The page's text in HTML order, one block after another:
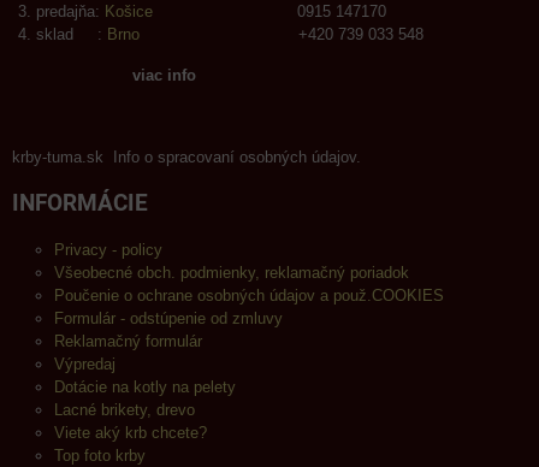
predajňa: Košice 0915 147170
sklad : Brno +420 739 033 548
viac info
krby-tuma.sk Info o spracovaní osobných údajov.
INFORMÁCIE
Privacy - policy
Všeobecné obch. podmienky, reklamačný poriadok
Poučenie o ochrane osobných údajov a použ.COOKIES
Formulár - odstúpenie od zmluvy
Reklamačný formulár
Výpredaj
Dotácie na kotly na pelety
Lacné brikety, drevo
Viete aký krb chcete?
Top foto krby